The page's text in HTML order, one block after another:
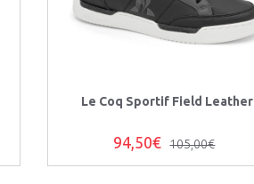
Le Coq Sportif Field Leather
94,50€ 105,00€